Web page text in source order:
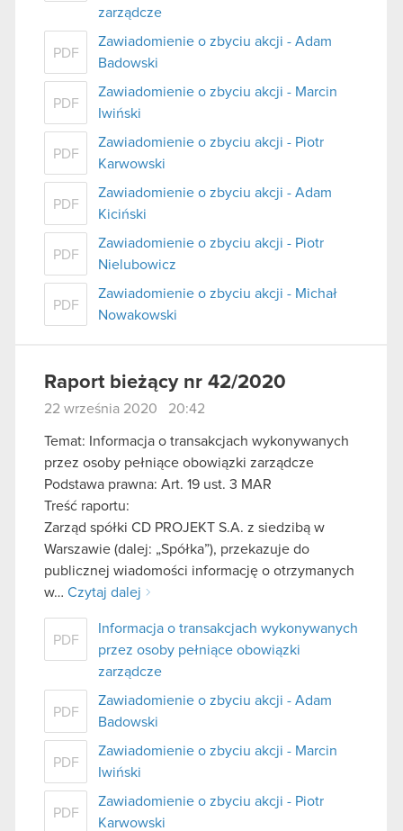
zarządcze
PDF
Zawiadomienie o zbyciu akcji - Adam
Badowski
PDF
Zawiadomienie o zbyciu akcji - Marcin
Iwiński
PDF
Zawiadomienie o zbyciu akcji - Piotr
Karwowski
PDF
Zawiadomienie o zbyciu akcji - Adam
Kiciński
PDF
Zawiadomienie o zbyciu akcji - Piotr
Nielubowicz
PDF
Zawiadomienie o zbyciu akcji - Michał
Nowakowski
Raport bieżący nr 42/2020
22 września 2020 20:42
Temat: Informacja o transakcjach wykonywanych
przez osoby pełniące obowiązki zarządcze
Podstawa prawna: Art. 19 ust. 3 MAR
Treść raportu:
Zarząd spółki CD PROJEKT S.A. z siedzibą w
Warszawie (dalej: „Spółka”), przekazuje do
publicznej wiadomości informację o otrzymanych
w… Czytaj dalej
PDF
Informacja o transakcjach wykonywanych
przez osoby pełniące obowiązki
zarządcze
PDF
Zawiadomienie o zbyciu akcji - Adam
Badowski
PDF
Zawiadomienie o zbyciu akcji - Marcin
Iwiński
PDF
Zawiadomienie o zbyciu akcji - Piotr
Karwowski